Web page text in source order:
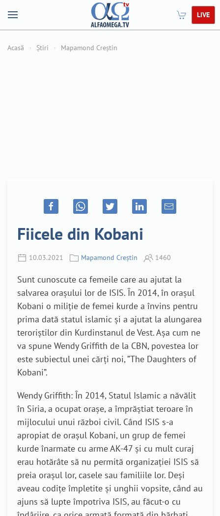
LIVE
Acasă Știri Mapamond Creștin
Fiicele din Kobani
10.03.2021 Mapamond Creștin 1460
Sunt cunoscute ca femeile care au ajutat la
salvarea orașului lor de ISIS. În 2014, în orașul
Kobani o miliție de femei kurde a învins pentru
prima dată statul islamic și a ajutat la alungarea
teroriștilor din Kurdinstanul de Vest. Așa cum ne
va spune Wendy Griffith de la CBN, povestea lor
este subiectul unei cărți noi, ”The Daughters of
Kobani”.
Wendy Griffith: În 2014, Statul Islamic a năvălit
în Siria, a ocupat orașe, a împrăștiat teroare în
mijlocului unui război civil. Când ISIS s-a
apropiat de orașul Kobani, un grup de femei
kurde înarmate cu arme AK-47 și cu mult curaj
erau hotărâte să nu permită organizației ISIS să
preia orașul lor, casele sau familiile lor. Deși
aveau codițe împletite și unghii vopsite, când au
ajuns să lupte împotriva ISIS, au făcut-o cu